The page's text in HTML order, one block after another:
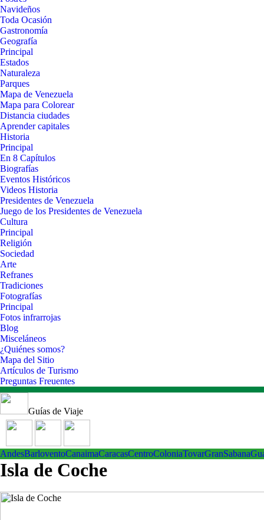
Navideños
Toda Ocasión
Gastronomía
Geografía
Principal
Estados
Naturaleza
Parques
Mapa de Venezuela
Mapa para Colorear
Distancia ciudades
Aprender capitales
Historia
Principal
En 8 Capítulos
Biografías
Eventos Históricos
Videos Historia
Presidentes de Venezuela
Juego de los Presidentes de Venezuela
Cultura
Principal
Religión
Sociedad
Arte
Refranes
Tradiciones
Fotografías
Principal
Fotos infrarrojas
Blog
Misceláneos
¿Quiénes somos?
Mapa del Sitio
Artículos de Turismo
Preguntas Freuentes
Guías de Viaje
AndesBarloventoCanaimaCaracasCentroColoniaTovarGranSabana
Isla de Coche